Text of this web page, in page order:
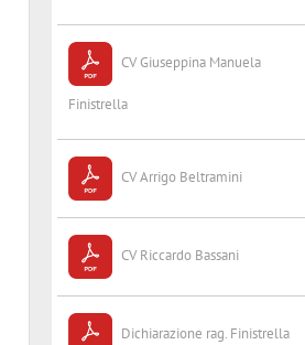
CV Giuseppina Manuela
Finistrella
CV Arrigo Beltramini
CV Riccardo Bassani
Dichiarazione rag. Finistrella